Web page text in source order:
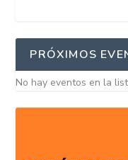
PRÓXIMOS
No hay eventos en la